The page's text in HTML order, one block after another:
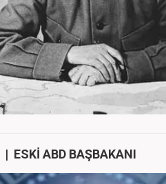
| ESKİ ABD BAŞBAKANI